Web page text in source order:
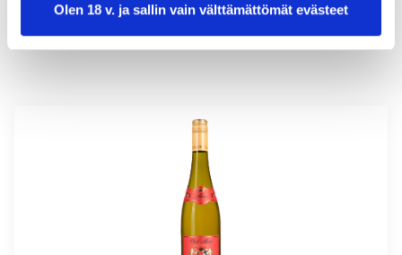
Olen 18 v. ja sallin vain välttämättömät evästeet